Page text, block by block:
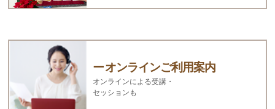
オンラインご利用案内
オンラインによる受講・
セッションも